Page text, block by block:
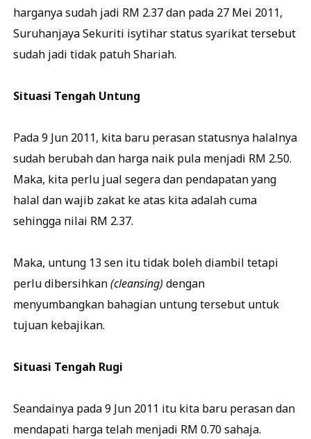
harganya sudah jadi RM 2.37 dan pada 27 Mei 2011,
Suruhanjaya Sekuriti isytihar status syarikat tersebut
sudah jadi tidak patuh Shariah.
Situasi Tengah Untung
Pada 9 Jun 2011, kita baru perasan statusnya halalnya
sudah berubah dan harga naik pula menjadi RM 2.50.
Maka, kita perlu jual segera dan pendapatan yang
halal dan wajib zakat ke atas kita adalah cuma
sehingga nilai RM 2.37.
Maka, untung 13 sen itu tidak boleh diambil tetapi
perlu dibersihkan(cleansing) dengan
menyumbangkan bahagian untung tersebut untuk
tujuan kebajikan.
Situasi Tengah Rugi
Seandainya pada 9 Jun 2011 itu kita baru perasan dan
mendapati harga telah menjadi RM 0.70 sahaja.